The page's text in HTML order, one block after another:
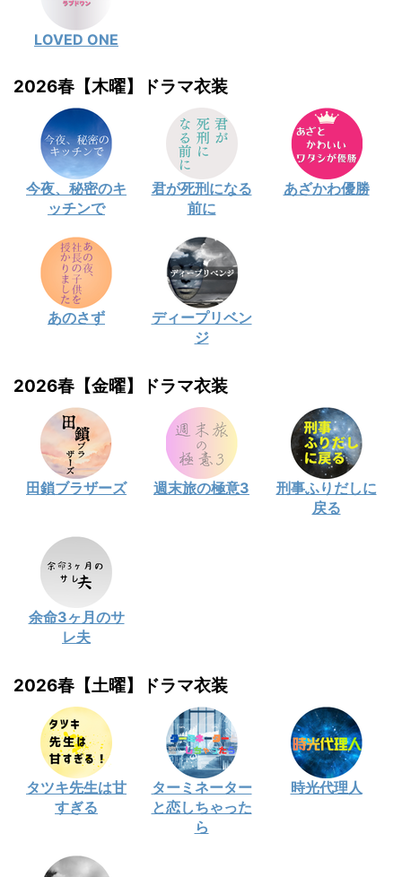
LOVED ONE
2026春【木曜】ドラマ衣装
今夜、秘密のキ
ッチンで
君が死刑になる
前に
あざかわ優勝
あのさず
ディープリベン
ジ
2026春【金曜】ドラマ衣装
田鎖ブラザーズ 週末旅の極意3
刑事ふりだしに
戻る
余命3ヶ月のサ
レ夫
2026春【土曜】ドラマ衣装
タツキ先生は甘
すぎる
ターミネーター
と恋しちゃった
ら
時光代理人